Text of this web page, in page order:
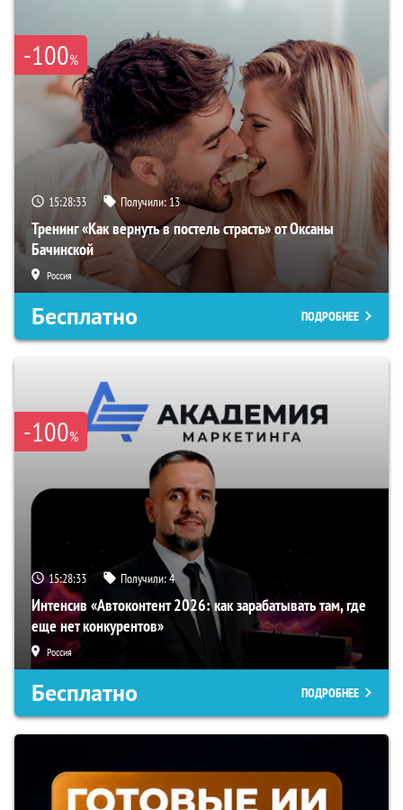
-100%
15:28:32 Получили:13
Тренинг «Как вернуть в постель страсть» от Оксаны
Бачинской
Россия
Бесплатно ПОДРОБНЕЕ
-100%
15:28:32 Получили:4
Интенсив «Автоконтент 2026: как зарабатывать там, где
еще нет конкурентов»
Россия
Бесплатно ПОДРОБНЕЕ